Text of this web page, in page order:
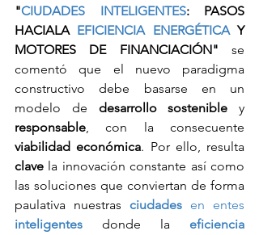
"CIUDADES INTELIGENTES: PASOS
HACIALA EFICIENCIA ENERGÉTICA Y
MOTORES DE FINANCIACIÓN" se
comentó que el nuevo paradigma
constructivo debe basarse en un
modelo de desarrollo sostenible
responsable, con la consecuente
viabilidad económica
clave la innovación constante así como
las soluciones que conviertan de forma
paulativa nuestras ciudades
inteligentes donde la eficiencia